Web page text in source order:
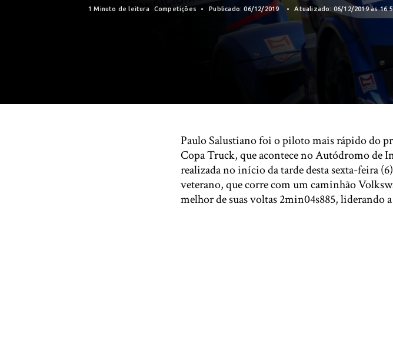
1 Minuto de leitura Competições Publicado: 06/12/2019 Atualizado: 06/12/2019 às
Paulo Salustiano foi o piloto mais rápido do
Copa Truck, que acontece no Autódromo de
realizada no início da tarde desta sexta-feira
veterano, que corre com um caminhão
melhor de suas voltas 2min04s885, liderando a